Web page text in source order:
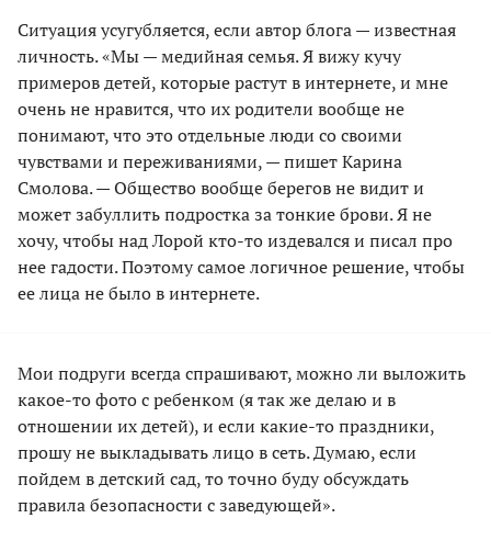
Ситуация усугубляется, если автор блога — известная
личность. «Мы — медийная семья. Я вижу кучу
примеров детей, которые растут в интернете, и мне
очень не нравится, что их родители вообще не
понимают, что это отдельные люди со своими
чувствами и переживаниями, — пишет Карина
Смолова. — Общество вообще берегов не видит и
может забуллить подростка за тонкие брови. Я не
хочу, чтобы над Лорой кто-то издевался и писал про
нее гадости. Поэтому самое логичное решение, чтобы
ее лица не было в интернете.
Мои подруги всегда спрашивают, можно ли выложить
какое-то фото с ребенком (я так же делаю и в
отношении их детей), и если какие-то праздники,
прошу не выкладывать лицо в сеть. Думаю, если
пойдем в детский сад, то точно буду обсуждать
правила безопасности с заведующей».